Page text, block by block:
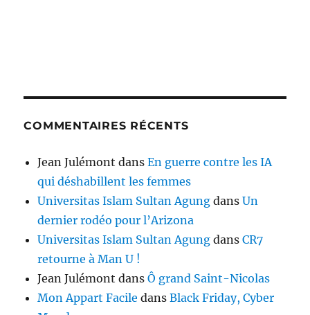
COMMENTAIRES RÉCENTS
Jean Julémont dansEn guerre contre les IA
qui déshabillent les femmes
Universitas Islam Sultan Agung dansUn
dernier rodéo pour l’Arizona
Universitas Islam Sultan Agung dansCR7
retourne à Man U !
Jean Julémont dansÔ grand Saint-Nicolas
Mon Appart Facile dansBlack Friday, Cyber